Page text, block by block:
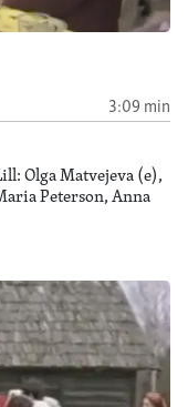
3:09 min
Olga Matvejeva (e),
Peterson, Anna